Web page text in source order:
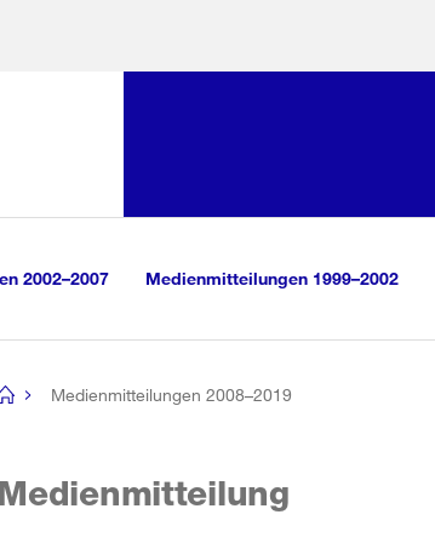
2002–2007 Medienmitteilungen 1999–2002
Medienmitteilungen 2008–2019